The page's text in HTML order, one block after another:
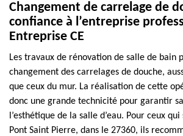
Changement de carrelage de
confiance à l’entreprise
Entreprise CE
Les travaux de rénovation de salle de bain
changement des carrelages de douche,
que ceux du mur. La réalisation de cette
donc une grande technicité pour garantir
l’esthétique de la salle d’eau. Pour ceux
Pont Saint Pierre, dans le 27360, ils